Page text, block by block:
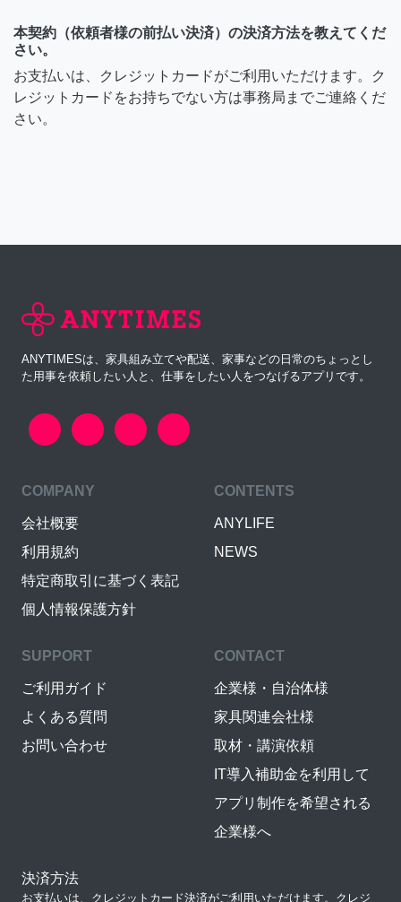
本契約（依頼者様の前払い決済）の決済方法を教えてくだ
さい。
お支払いは、クレジットカードがご利用いただけます。ク
レジットカードをお持ちでない方は事務局までご連絡くだ
さい。
ANYTIMESは、家具組み立てや配送、家事などの日常のちょっとし
た用事を依頼したい人と、仕事をしたい人をつなげるアプリです。
COMPANY
会社概要
利用規約
特定商取引に基づく表記
個人情報保護方針
CONTENTS
ANYLIFE
NEWS
SUPPORT
ご利用ガイド
よくある質問
お問い合わせ
CONTACT
企業様・自治体様
家具関連会社様
取材・講演依頼
IT導入補助金を利用して
アプリ制作を希望される
企業様へ
決済方法
お支払いは、クレジットカード決済がご利用いただけます。クレジ